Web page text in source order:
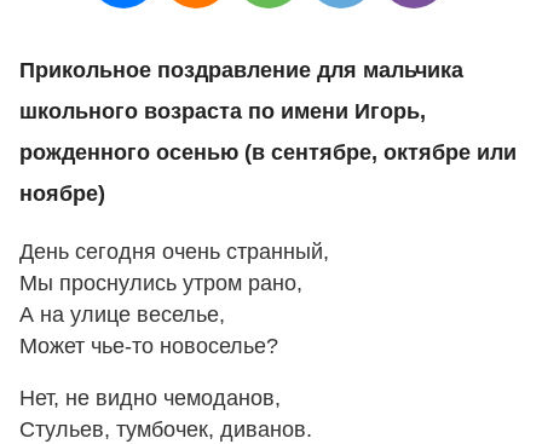
Прикольное поздравление для мальчика
школьного возраста по имени Игорь,
рожденного осенью (в сентябре, октябре или
ноябре)
День сегодня очень странный,
Мы проснулись утром рано,
А на улице веселье,
Может чье-то новоселье?
Нет, не видно чемоданов,
Стульев, тумбочек, диванов.